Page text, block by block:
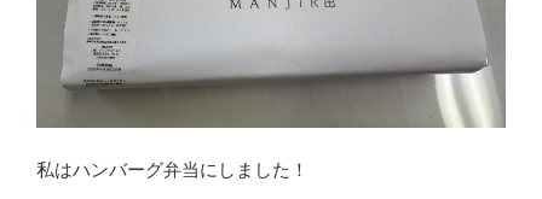
私はハンバーグ弁当にしました！